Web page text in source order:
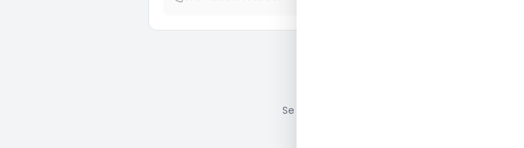
Se você identificou conteúdo inadequado ou